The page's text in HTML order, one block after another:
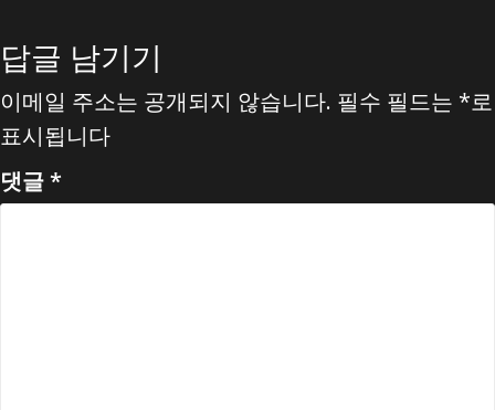
답글 남기기
이메일 주소는 공개되지 않습니다. 필수 필드는 *로
표시됩니다
댓글*